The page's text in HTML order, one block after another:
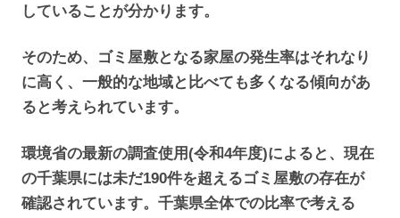
していることが分かります。
そのため、ゴミ屋敷となる家屋の発生率はそれなり
に高く、一般的な地域と比べても多くなる傾向があ
ると考えられています。
環境省の最新の調査使用(令和4年度)によると、現在
の千葉県には未だ190件を超えるゴミ屋敷の存在が
確認されています。千葉県全体での比率で考える